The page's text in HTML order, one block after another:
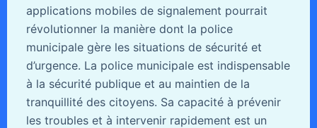
applications mobiles de signalement pourrait
révolutionner la manière dont la police
municipale gère les situations de sécurité et
d’urgence. La police municipale est indispensable
à la sécurité publique et au maintien de la
tranquillité des citoyens. Sa capacité à prévenir
les troubles et à intervenir rapidement est un